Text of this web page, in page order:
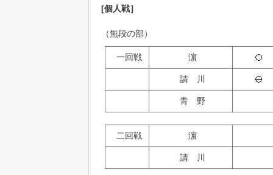
[個人戦］
（無段の部）
一回戦 濵
請 川
青 野
二回戦 濵
請 川